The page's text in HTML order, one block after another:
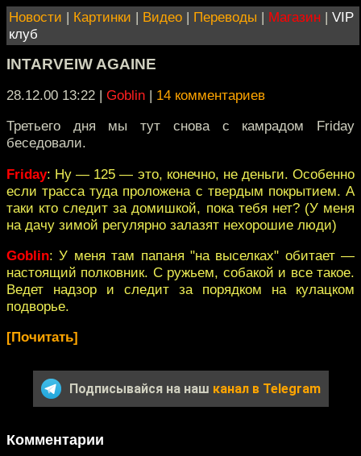
Новости | Картинки | Видео | Переводы | Магазин | VIP
клуб
INTARVEIW AGAINE
28.12.00 13:22 | Goblin | 14 комментариев
Третьего дня мы тут снова с камрадом Friday
беседовали.
Friday: Ну — 125 — это, конечно, не деньги. Особенно
если трасса туда проложена с твердым покрытием. А
таки кто следит за домишкой, пока тебя нет? (У меня
на дачу зимой регулярно залазят нехорошие люди)
Goblin: У меня там папаня "на выселках" обитает —
настоящий полковник. С ружьем, собакой и все такое.
Ведет надзор и следит за порядком на кулацком
подворье.
[Почитать]
Подписывайся на наш канал в Telegram
Комментарии